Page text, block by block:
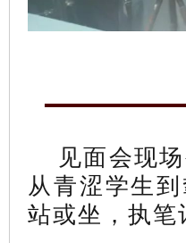
见面会现
从青涩学生
站或坐，执笔